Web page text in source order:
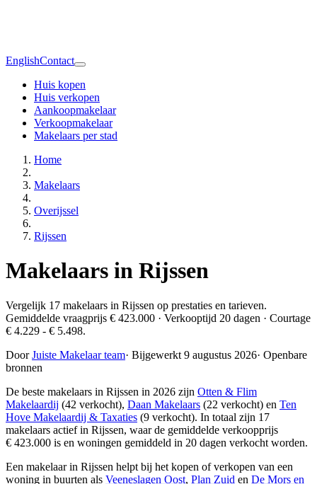
EnglishContact
Huis kopen
Huis verkopen
Aankoopmakelaar
Verkoopmakelaar
Makelaars per stad
Home
Makelaars
Overijssel
Rijssen
Makelaars in Rijssen
Vergelijk 17 makelaars in Rijssen op prestaties en tarieven.
Gemiddelde vraagprijs € 423.000 · Verkooptijd 20 dagen · Courtage
€ 4.229 - € 5.498.
DoorJuiste Makelaar team· Bijgewerkt 9 augustus 2026· Openbare
bronnen
De beste makelaars in Rijssen in 2026 zijn Otten & Flim
Makelaardij (42 verkocht), Daan Makelaars (22 verkocht) en Ten
Hove Makelaardij & Taxaties (9 verkocht). In totaal zijn 17
makelaars actief in Rijssen, waar de gemiddelde verkoopprijs
€ 423.000 is en woningen gemiddeld in 20 dagen verkocht worden.
Een makelaar in Rijssen helpt bij het kopen of verkopen van een
woning in buurten als Veeneslagen Oost, Plan Zuid en De Mors en